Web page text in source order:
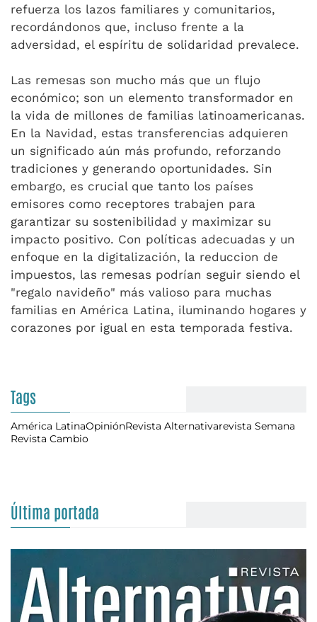
refuerza los lazos familiares y comunitarios,
recordándonos que, incluso frente a la
adversidad, el espíritu de solidaridad prevalece.
Las remesas son mucho más que un flujo
económico; son un elemento transformador en
la vida de millones de familias latinoamericanas.
En la Navidad, estas transferencias adquieren
un significado aún más profundo, reforzando
tradiciones y generando oportunidades. Sin
embargo, es crucial que tanto los países
emisores como receptores trabajen para
garantizar su sostenibilidad y maximizar su
impacto positivo. Con políticas adecuadas y un
enfoque en la digitalización, la reduccion de
impuestos, las remesas podrían seguir siendo el
"regalo navideño" más valioso para muchas
familias en América Latina, iluminando hogares y
corazones por igual en esta temporada festiva.
Tags
América LatinaOpiniónRevista Alternativarevista Semana
Revista Cambio
Última portada